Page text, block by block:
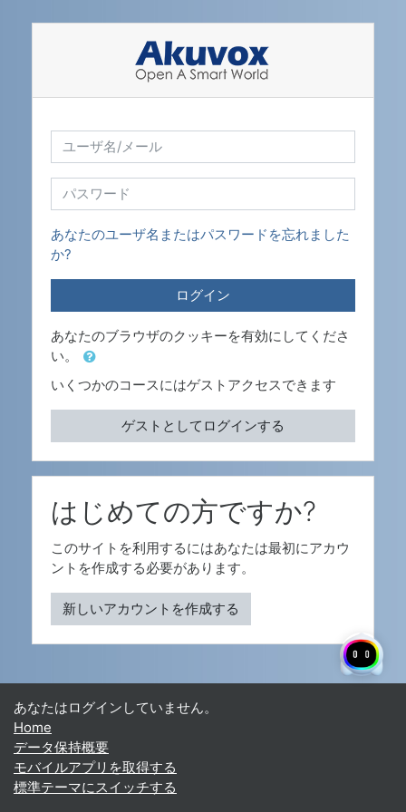
ユーザ名/メール
パスワード
あなたのユーザ名またはパスワードを忘れました
か?
ログイン
あなたのブラウザのクッキーを有効にしてくださ
い。
いくつかのコースにはゲストアクセスできます
ゲストとしてログインする
はじめての方ですか?
このサイトを利用するにはあなたは最初にアカウ
ントを作成する必要があります。
新しいアカウントを作成する
あなたはログインしていません。
Home
データ保持概要
モバイルアプリを取得する
標準テーマにスイッチする